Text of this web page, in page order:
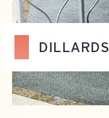
DILLARDS